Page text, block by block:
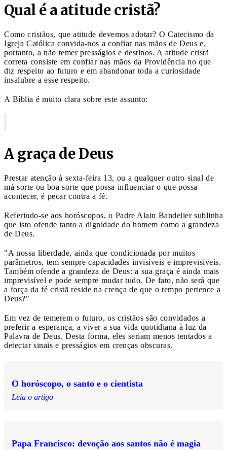
Qual é a atitude cristã?
Como cristãos, que atitude devemos adotar? O Catecismo da
Igreja Católica convida-nos a confiar nas mãos de Deus e,
portanto, a não temer presságios e destinos. A atitude cristã
correta consiste em confiar nas mãos da Providência no que
diz respeito ao futuro e em abandonar toda a curiosidade
insalubre a esse respeito.
A Bíblia é muito clara sobre este assunto:
A graça de Deus
Prestar atenção à sexta-feira 13, ou a qualquer outro sinal de
má sorte ou boa sorte que possa influenciar o que possa
acontecer, é pecar contra a fé.
Referindo-se aos horóscopos, o Padre Alain Bandelier sublinha
que isto ofende tanto a dignidade do homem como a grandeza
de Deus.
"A nossa liberdade, ainda que condicionada por muitos
parâmetros, tem sempre capacidades invisíveis e imprevisíveis.
Também ofende a grandeza de Deus: a sua graça é ainda mais
imprevisível e pode sempre mudar tudo. De fato, não será que
a força da fé cristã reside na crença de que o tempo pertence a
Deus?"
Em vez de temerem o futuro, os cristãos são convidados a
preferir a esperança, a viver a sua vida quotidiana à luz da
Palavra de Deus. Desta forma, eles seriam menos tentados a
detectar sinais e presságios em crenças obscuras.
O horóscopo, o santo e o cientista
Leia o artigo
Papa Francisco: devoção aos santos não é magia